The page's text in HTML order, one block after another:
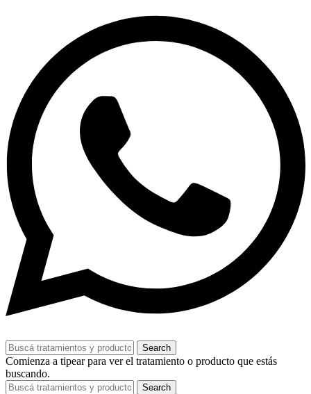
Search
Comienza a tipear para ver el tratamiento o producto que estás
buscando.
Search